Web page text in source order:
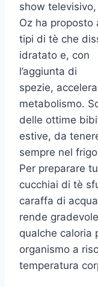
show televisivo,
Oz ha proposto
tipi di tè che
idratato e, con
l’aggiunta di
spezie,
metabolismo.
delle ottime
estive, da
sempre nel
Per preparare
cucchiai di tè
caraffa di
rende
qualche caloria
organismo a
temperatura